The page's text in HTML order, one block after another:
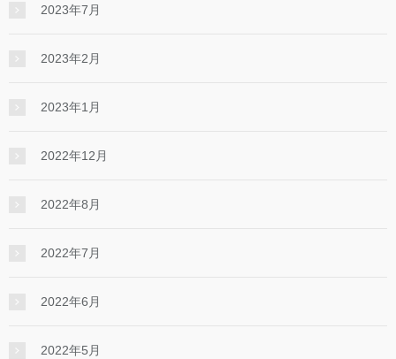
2023年7月
2023年2月
2023年1月
2022年12月
2022年8月
2022年7月
2022年6月
2022年5月